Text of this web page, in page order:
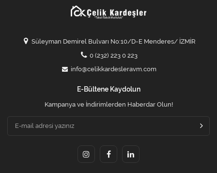
Süleyman Demirel Bulvarı No:10/D-E Menderes/ İZMİR
0 (232) 223 0 223
info@celikkardesleravm.com
E-Bültene Kaydolun
Kampanya ve İndirimlerden Haberdar Olun!